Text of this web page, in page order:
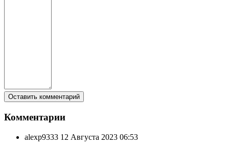
Комментарии
alexp9333 12 Августа 2023 06:53